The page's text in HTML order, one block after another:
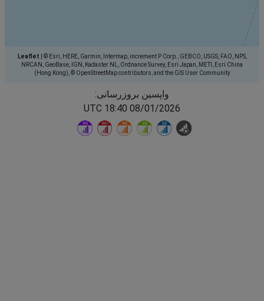
Leaflet
© Esri, HERE, Garmin, Intermap, increment P Corp., GEBCO, USGS, FAO, NPS,
NRCAN, GeoBase, IGN, Kadaster NL, Ordnance Survey, Esri Japan, METI, Esri China
(Hong Kong), © OpenStreetMap contributors, and the GIS User Community
واپسین بروزرسانی:
08/01/2026 18:40 UTC